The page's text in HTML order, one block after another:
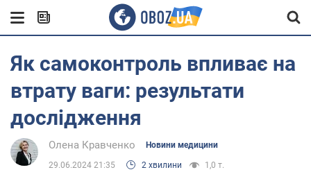
Як самоконтроль впливає на
втрату ваги: результати
дослідження
Олена Кравченко Новини медицини
29.06.2024 21:35 2 хвилини 1,0 т.